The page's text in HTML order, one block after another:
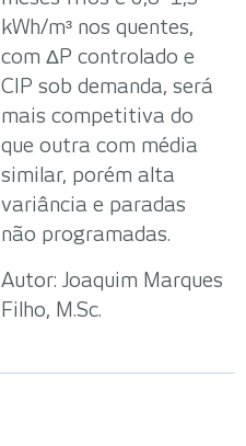
kWh/m³ nos quentes,
com ΔP controlado e
CIP sob demanda, será
mais competitiva do
que outra com média
similar, porém alta
variância e paradas
não programadas.
Autor: Joaquim Marques
Filho, M.Sc.